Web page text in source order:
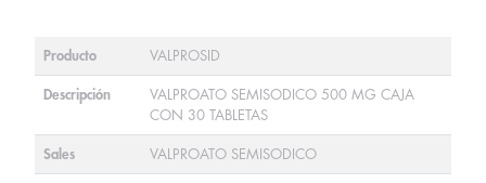
Producto VALPROSID
Descripción
VALPROATO SEMISODICO 500 MG CAJA
CON 30 TABLETAS
Sales VALPROATO SEMISODICO